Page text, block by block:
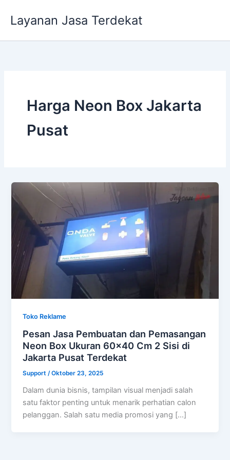
Layanan Jasa Terdekat
Harga Neon Box Jakarta
Pusat
Toko Reklame
Pesan Jasa Pembuatan dan Pemasangan
Neon Box Ukuran 60×40 Cm 2 Sisi di
Jakarta Pusat Terdekat
Support/Oktober 23, 2025
Dalam dunia bisnis, tampilan visual menjadi salah
satu faktor penting untuk menarik perhatian calon
pelanggan. Salah satu media promosi yang […]